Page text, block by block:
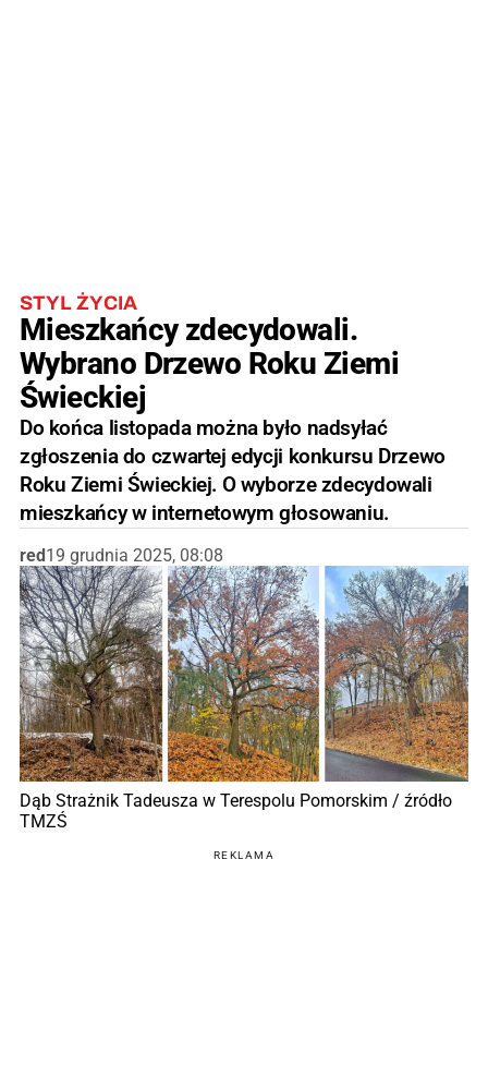
STYL ŻYCIA
Mieszkańcy zdecydowali.
Wybrano Drzewo Roku Ziemi
Świeckiej
Do końca listopada można było nadsyłać
zgłoszenia do czwartej edycji konkursu Drzewo
Roku Ziemi Świeckiej. O wyborze zdecydowali
mieszkańcy w internetowym głosowaniu.
red 19 grudnia 2025, 08:08
Dąb Strażnik Tadeusza w Terespolu Pomorskim / źródło
TMZŚ
REKLAMA